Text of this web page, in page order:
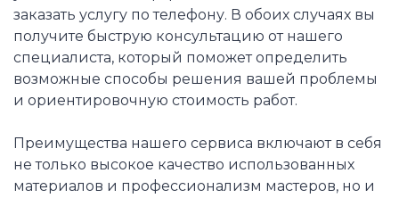
заказать услугу по телефону. В обоих случаях вы
получите быструю консультацию от нашего
специалиста, который поможет определить
возможные способы решения вашей проблемы
и ориентировочную стоимость работ.
Преимущества нашего сервиса включают в себя
не только высокое качество использованных
материалов и профессионализм мастеров, но и